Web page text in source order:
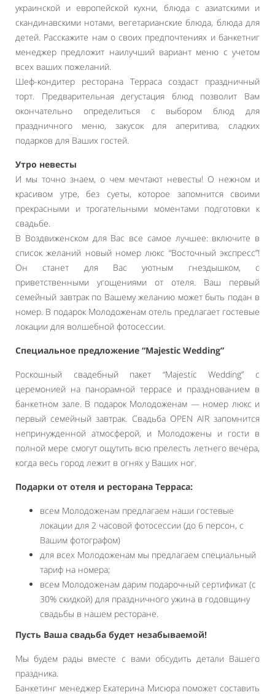
украинской и европейской кухни, блюда с азиатскими и
скандинавскими нотами, вегетарианские блюда, блюда для
детей. Расскажите нам о своих предпочтениях и банкетниг
менеджер предложит наилучший вариант меню с учетом
всех ваших пожеланий.
Шеф-кондитер ресторана Терраса создаст праздничный
торт. Предварительная дегустация блюд позволит Вам
окончательно определиться с выбором блюд для
праздничного меню, закусок для аперитива, сладких
подарков для Ваших гостей.
Утро невесты
И мы точно знаем, о чем мечтают невесты! О нежном и
красивом утре, без суеты, которое запомнится своими
прекрасными и трогательными моментами подготовки к
свадьбе.
В Воздвиженском для Вас все самое лучшее: включите в
список желаний новый номер люкс “Восточный экспресс”!
Он станет для Вас уютным гнездышком, с
приветственными угощениями от отеля. Ваш первый
семейный завтрак по Вашему желанию может быть подан в
номер. В подарок Молодоженам отель предлагает гостевые
локации для волшебной фотосессии.
Специальное предложение “Majestic Wedding”
Роскошный свадебный пакет “Majestic Wedding” с
церемонией на панорамной террасе и празднованием в
банкетном зале. В подарок Молодоженам — номер люкс и
первый семейный завтрак. Свадьба OPEN AIR запомнится
непринужденной атмосферой, и Молодожены и гости в
полной мере смогут ощутить всю прелесть летнего вечера,
когда весь город лежит в огнях у Ваших ног.
Подарки от отеля и ресторана Терраса:
всем Молодоженам предлагаем наши гостевые
локации для 2 часовой фотосессии (до 6 персон, с
Вашим фотографом)
для всех Молодоженам мы предлагаем специальный
тариф на номера;
всем Молодоженам дарим подарочный сертификат (с
30% скидкой) для праздничного ужина в годовщину
свадьбы в нашем ресторане.
Пусть Ваша свадьба будет незабываемой!
Мы будем рады вместе с вами обсудить детали Вашего
праздника.
Банкетинг менеджер Екатерина Мисюра поможет составить